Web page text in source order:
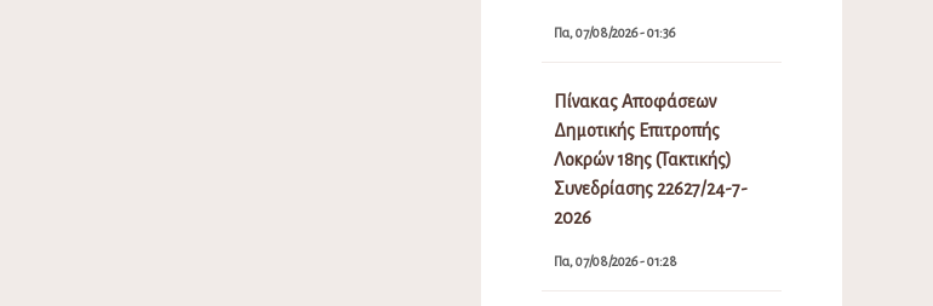
Πα, 07/08/2026 - 01:36
Πίνακας Αποφάσεων
Δημοτικής Επιτροπής
Λοκρών 18ης (Τακτικής)
Συνεδρίασης 22627/24-7-
2026
Πα, 07/08/2026 - 01:28